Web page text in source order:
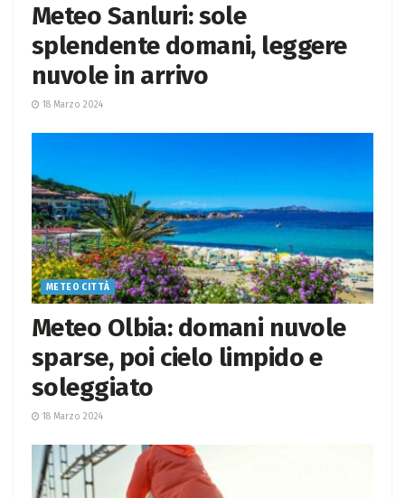
Meteo Sanluri: sole
splendente domani, leggere
nuvole in arrivo
18 Marzo 2024
METEO CITTÀ
Meteo Olbia: domani nuvole
sparse, poi cielo limpido e
soleggiato
18 Marzo 2024